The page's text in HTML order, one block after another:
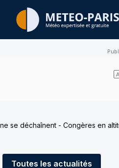
se déchaînent - Congères en
Toutes les actualités